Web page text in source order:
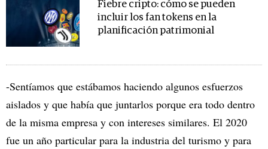
Fiebre cripto: cómo se pueden
incluir los fan tokens en la
planificación patrimonial
-Sentíamos que estábamos haciendo algunos esfuerzos
aislados y que había que juntarlos porque era todo dentro
de la misma empresa y con intereses similares. El 2020
fue un año particular para la industria del turismo y para